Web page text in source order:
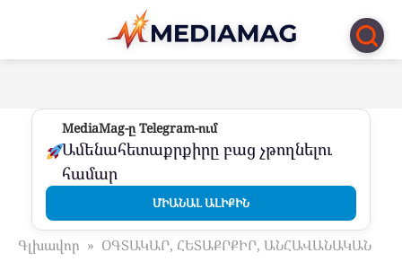
Перейти
контенту
MediaMag-ը Telegram-ում
Ամենահետաքրքիրը բաց չթողնելու
համար
ՄԻԱՆԱԼ ԱԼԻՔԻՆ
Գլխավոր » ՕԳՏԱԿԱՐ, ՀԵՏԱՔՐՔԻՐ, ԱՆՀԱՎԱՆԱԿԱՆ